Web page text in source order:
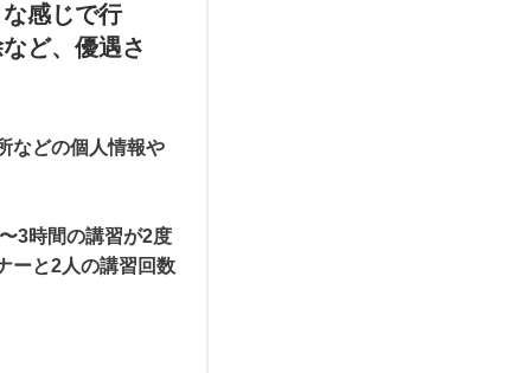
感じで行
ど、優遇さ
などの個人情報や
3時間の講習が2度
ーと2人の講習回数